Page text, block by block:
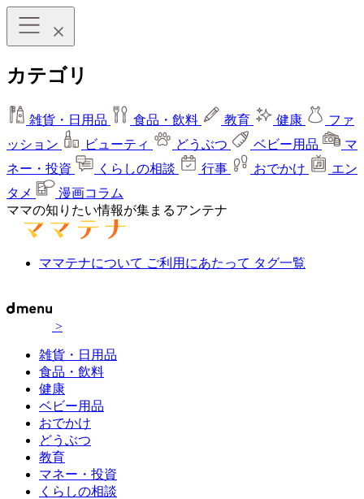
カテゴリ
雑貨・日用品 食品・飲料 教育 健康
ファ
ッション
ビューティ どうぶつ ベビー用品
マ
ネー・投資
くらしの相談 行事 おでかけ
エン
タメ
漫画コラム
ママの知りたい情報が集まるアンテナ
ママテナについて ご利用にあたって タグ一覧
>
雑貨・日用品
食品・飲料
健康
ベビー用品
おでかけ
どうぶつ
教育
マネー・投資
くらしの相談